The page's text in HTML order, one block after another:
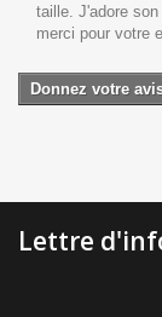
taille. J'adore
merci pour votre
Donnez votre
Lettre